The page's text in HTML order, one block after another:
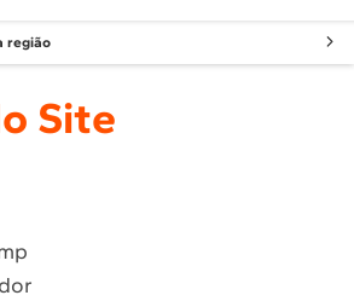
Atendimento Brastemp
região
Site